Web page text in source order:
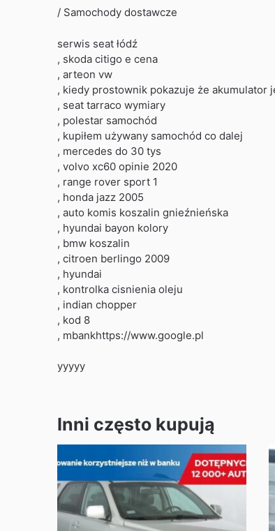
/ Samochody dostawcze
serwis seat łódź
, skoda citigo e cena
, arteon vw
, kiedy prostownik pokazuje że akumulator
, seat tarraco wymiary
, polestar samochód
, kupiłem używany samochód co dalej
, mercedes do 30 tys
, volvo xc60 opinie 2020
, range rover sport 1
, honda jazz 2005
, auto komis koszalin gnieźnieńska
, hyundai bayon kolory
, bmw koszalin
, citroen berlingo 2009
, hyundai
, kontrolka cisnienia oleju
, indian chopper
, kod 8
, mbankhttps://www.google.pl
yyyyy
Inni często kupują